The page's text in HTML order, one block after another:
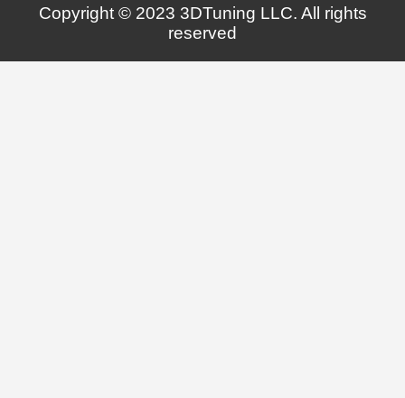
Copyright © 2023 3DTuning LLC. All rights
reserved